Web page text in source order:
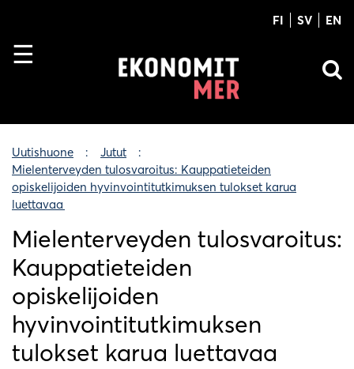
FI SV EN
Uutishuone
Jutut
Mielenterveyden tulosvaroitus: Kauppatieteiden
opiskelijoiden hyvinvointitutkimuksen tulokset karua
luettavaa
Mielenterveyden tulosvaroitus:
Kauppatieteiden
opiskelijoiden
hyvinvointitutkimuksen
tulokset karua luettavaa